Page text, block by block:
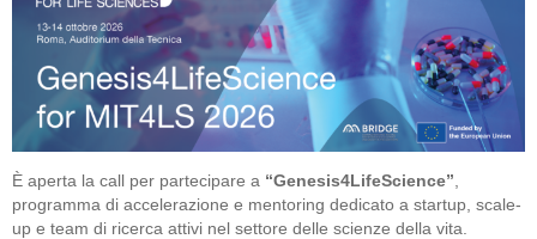
È aperta la call per partecipare a “Genesis4LifeScience”
programma di accelerazione e mentoring dedicato a startup, scale-
up e team di ricerca attivi nel settore delle scienze della vita.